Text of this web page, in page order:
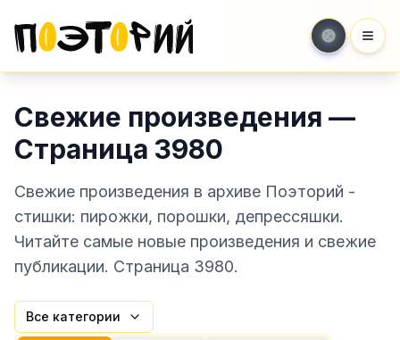
Свежие произведения —
Страница 3980
Свежие произведения в архиве Поэторий -
стишки: пирожки, порошки, депрессяшки.
Читайте самые новые произведения и свежие
публикации. Страница 3980.
Все категории